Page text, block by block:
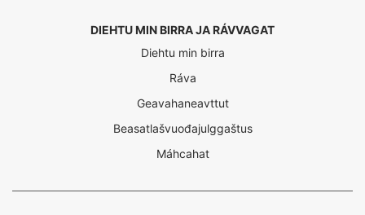
DIEHTU MIN BIRRA JA RÁVVAGAT
Diehtu min birra
Ráva
Geavahaneavttut
Beasatlašvuođajulggaštus
Máhcahat